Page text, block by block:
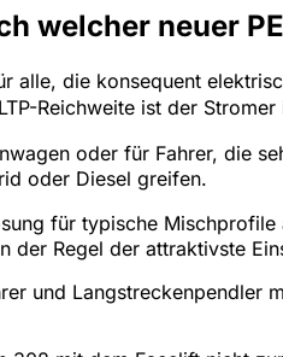
welcher neuer
alle, die konsequent
Reichweite ist der
oder für Fahrer, die
oder Diesel greifen.
für typische
der Regel der attraktivste
und Langstreckenpendler